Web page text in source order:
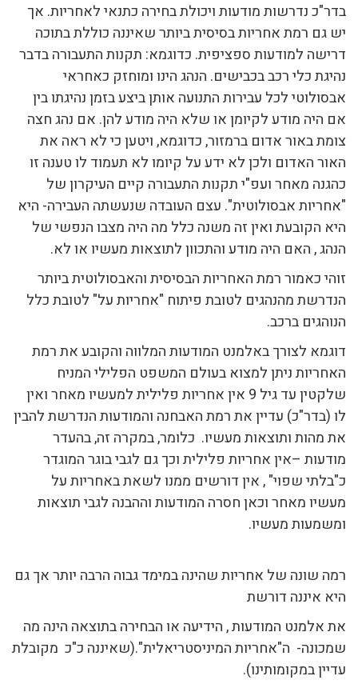
בדר"כ נדרשות מודעות ויכולת בחירה כתנאי לאחריות. אך
יש גם רמת אחריות בסיסית ביותר שאיננה כוללת בתוכה
דרישה למודעות ספציפית. כדוגמא: תקנות התעבורה בדבר
נהיגת כלי רכב בכבישים. הנהג הינו ומוחזק כאחראי
אבסולוטי לכל עבירות התנועה אותן ביצע בזמן נהיגתו בין
אם היה מודע לקיומן או שלא היה מודע להן. אם נהג חצה
צומת באור אדום ברמזור, כדוגמא, ויטען כי לא ראה את
האור האדום ולכן לא ידע על קיומו לא תעמוד לו טענה זו
כהגנה מאחר ועפ"י תקנות התעבורה קיים העיקרון של
"אחריות אבסולוטית". עצם העובדה שנעשתה העבירה- היא
היא הקובעת ואין זה משנה כלל מה היה מצבו הנפשי של
הנהג , האם היה מודע והתכוון לתוצאות מעשיו או לא.
זוהי כאמור רמת האחריות הבסיסית והאבסולוטית ביותר
הנדרשת מהנהגים לטובת פיתוח "אחריות על" לטובת כלל
הנוהגים ברכב.
דוגמא לצורך באלמנט המודעות המלווה והקובע את רמת
האחריות ניתן למצוא בעולם המשפט הפלילי המניח
שלקטין עד גיל 9 אין אחריות פלילית למעשיו מאחר ואין
לו (בדר"כ) עדיין את רמת האבחנה והמודעות הנדרשת להבין
את מהות ותוצאות מעשיו. כלומר, במקרה זה, בהעדר
מודעות –אין אחריות פלילית וכך גם לגבי בוגר המוגדר
כ"בלתי שפוי" , אין דורשים ממנו לשאת באחריות על
מעשיו מאחר וכאן חסרה המודעות וההבנה לגבי תוצאות
ומשמעות מעשיו.
רמה שונה של אחריות שהינה במימד גבוה הרבה יותר אך גם
היא איננה דורשת
את אלמנט המודעות , הידיעה או הבחירה בתוצאה הינה מה
שמכונה- ה"אחריות המיניסטריאלית".(שאיננה כ"כ מקובלת
עדיין במקומותינו).